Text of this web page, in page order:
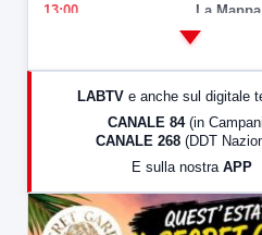
13:00 La
23:00
LABTV e anche sul digitale
CANALE 84 (in
CANALE 268 (DDT
E sulla nostra APP